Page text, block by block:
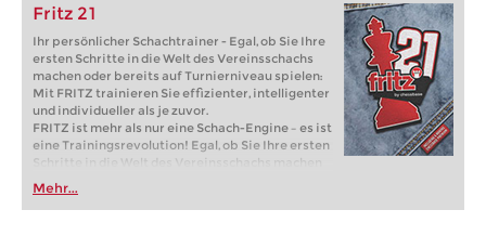
Fritz 21
Ihr persönlicher Schachtrainer - Egal, ob Sie Ihre
ersten Schritte in die Welt des Vereinsschachs
machen oder bereits auf Turnierniveau spielen:
Mit FRITZ trainieren Sie effizienter, intelligenter
und individueller als je zuvor.
FRITZ ist mehr als nur eine Schach-Engine – es ist
eine Trainingsrevolution! Egal, ob Sie Ihre ersten
Schritte in die Welt des Vereinsschachs machen
oder bereits auf Turnierniveau spielen: Mit
FRITZ trainieren Sie effizienter, intelligenter und
individueller als je zuvor.
Mehr...